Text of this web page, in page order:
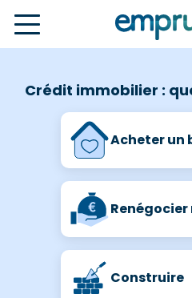
Crédit immobilier :
Acheter un
Construire